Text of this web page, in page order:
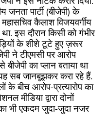
पार्टी (बीजेपी) के
कैलाश विजयवर्गीय
इस दौरान किसी को गंभीर
के शीशे टूटे हुए ज़रूर
ने टीएमसी पर आरोप
बीजेपी का प्लान बताया था
सब जानबूझकर करा रहे हैं.
के बीच आरोप-प्रत्यारोप का
मीडिया द्वारा दोनों
भी एकदम जुदा-जुदा नजर